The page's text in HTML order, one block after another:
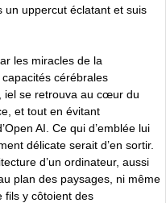
un uppercut éclatant et suis
les miracles de la
cérébrales
iel se retrouva au cœur du
et tout en évitant
AI. Ce qui d’emblée lui
délicate serait d’en sortir.
d’un ordinateur, aussi
plan des paysages, ni même
fils y côtoient des